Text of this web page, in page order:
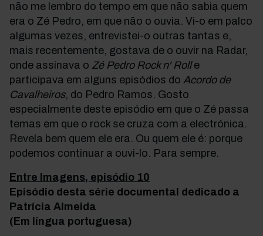
não me lembro do tempo em que não sabia quem
era o Zé Pedro, em que não o ouvia. Vi-o em palco
algumas vezes, entrevistei-o outras tantas e,
mais recentemente, gostava de o ouvir na Radar,
onde assinava o Zé Pedro Rock n' Rolle
participava em alguns episódios do Acordo de
Cavalheiros, do Pedro Ramos. Gosto
especialmente deste episódio em que o Zé passa
temas em que o rock se cruza com a electrónica.
Revela bem quem ele era. Ou quem ele é: porque
podemos continuar a ouvi-lo. Para sempre.
Entre Imagens, episódio 10
Episódio desta série documental dedicado a
Patrícia Almeida
(Em língua portuguesa)